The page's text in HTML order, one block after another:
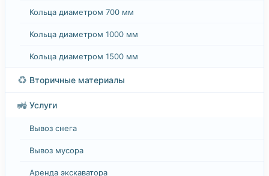
Кольца диаметром 700 мм
Кольца диаметром 1000 мм
Кольца диаметром 1500 мм
♻️ Вторичные материалы
🚜 Услуги
Вывоз снега
Вывоз мусора
Аренда экскаватора